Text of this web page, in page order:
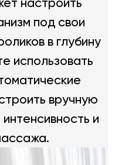
под свои
в глубину
использовать
вручную
и